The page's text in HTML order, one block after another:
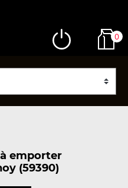
0
emporter
(59390)